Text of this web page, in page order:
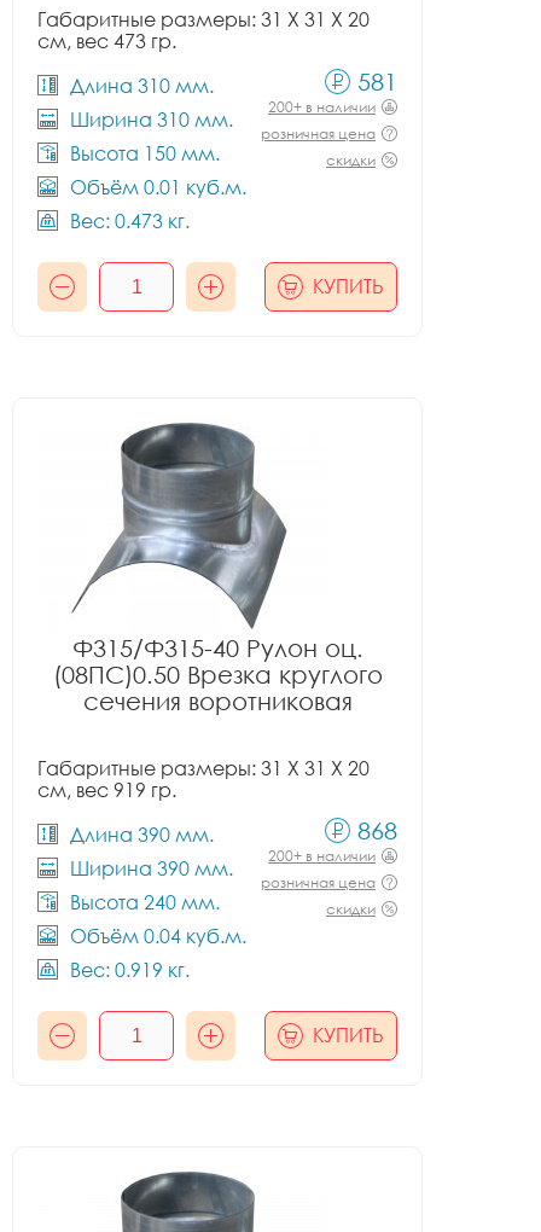
Габаритные размеры: 31 X 31 X 20
см, вес 473 гр.
Длина 310 мм.
Ширина 310 мм.
Высота 150 мм.
Объём 0.01 куб.м.
Вес: 0.473 кг.
581
200+ в наличии
розничная цена
скидки
КУПИТЬ
Ф315/Ф315-40 Рулон оц.
(08ПС)0.50 Врезка круглого
сечения воротниковая
Габаритные размеры: 31 X 31 X 20
см, вес 919 гр.
Длина 390 мм.
Ширина 390 мм.
Высота 240 мм.
Объём 0.04 куб.м.
Вес: 0.919 кг.
868
200+ в наличии
розничная цена
скидки
КУПИТЬ